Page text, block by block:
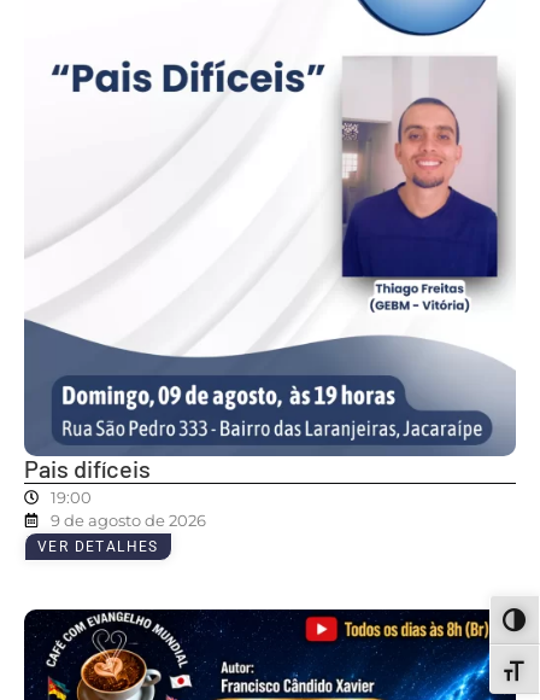
Pais difíceis
19:00
9 de agosto de 2026
VER DETALHES